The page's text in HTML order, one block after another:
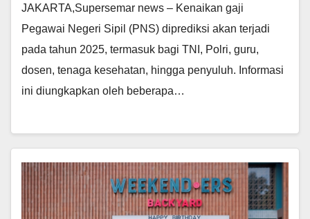
JAKARTA,Supersemar news – Kenaikan gaji
Pegawai Negeri Sipil (PNS) diprediksi akan terjadi
pada tahun 2025, termasuk bagi TNI, Polri, guru,
dosen, tenaga kesehatan, hingga penyuluh. Informasi
ini diungkapkan oleh beberapa…